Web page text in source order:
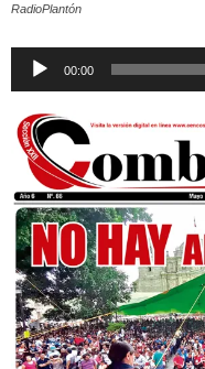
RadioPlantón
Reproductor
00:00